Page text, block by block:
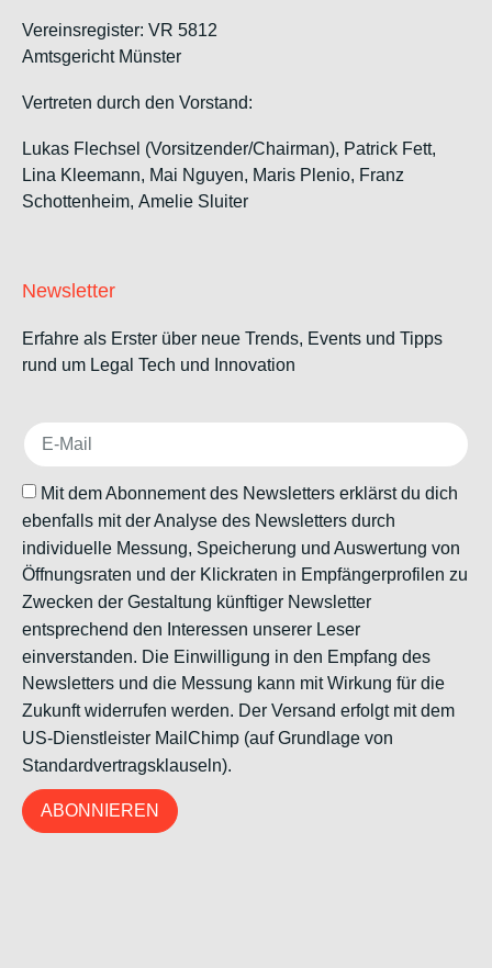
Vereinsregister: VR 5812
Amtsgericht Münster
Vertreten durch den Vorstand:
Lukas Flechsel (Vorsitzender/Chairman), Patrick Fett,
Lina Kleemann, Mai Nguyen, Maris Plenio, Franz
Schottenheim, Amelie Sluiter
Newsletter
Erfahre als Erster über neue Trends, Events und Tipps
rund um Legal Tech und Innovation
Mit dem Abonnement des Newsletters erklärst du dich
ebenfalls mit der Analyse des Newsletters durch
individuelle Messung, Speicherung und Auswertung von
Öffnungsraten und der Klickraten in Empfängerprofilen zu
Zwecken der Gestaltung künftiger Newsletter
entsprechend den Interessen unserer Leser
einverstanden. Die Einwilligung in den Empfang des
Newsletters und die Messung kann mit Wirkung für die
Zukunft widerrufen werden. Der Versand erfolgt mit dem
US-Dienstleister MailChimp (auf Grundlage von
Standardvertragsklauseln).
ABONNIEREN